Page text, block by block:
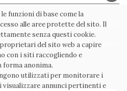
COOKIE POLICY
WHISTLEBLOWING
funzioni di base come la
alle aree protette del sito. Il
senza questi cookie.
del sito web a capire
con i siti raccogliendo e
anonima.
utilizzati per monitorare i
annunci pertinenti e